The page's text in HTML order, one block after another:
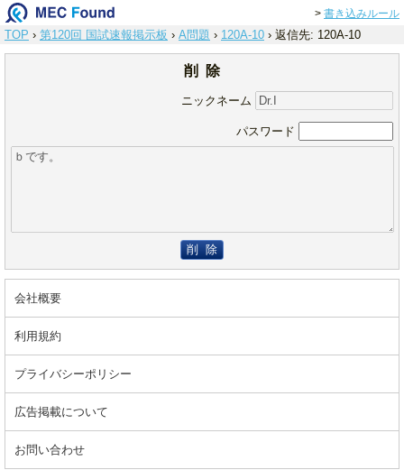
> 書き込みルール
TOP › 第120回 国試速報掲示板 › A問題 › 120A-10 › 返信先: 120A-10
削 除
ニックネーム
パスワード
削 除
会社概要
利用規約
プライバシーポリシー
広告掲載について
お問い合わせ